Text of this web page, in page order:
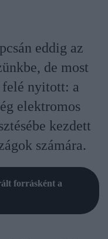
eddig az
de most
felé nyitott: a
elektromos
kezdett
számára.
forrásként a